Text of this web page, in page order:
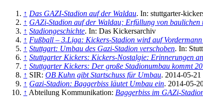
↑ Das GAZI-Stadion auf der Waldau. In: stuttgarter-
↑ GAZi-Stadion auf der Waldau; Erfüllung von
↑ Stadiongeschichte. In: Das Kickersarchiv
↑ Fußball – 3.Liga: Kickers-Stadion wird auf
↑ Stuttgart: Umbau des Gazi-Stadion verschoben. In:
↑ Stuttgarter Kickers: Kickers-Nostalgie: Erinnerungen
↑ Stuttgarter Kickers: Der große Stadionumbau kommt
↑ SIR: OB Kuhn gibt Startschuss für Umbau. 2014-05-21
↑ Gazi-Stadion: Baggerbiss läutet Umbau ein. 2014-05-
↑ Abteilung Kommunikation: Baggerbiss im GAZi-